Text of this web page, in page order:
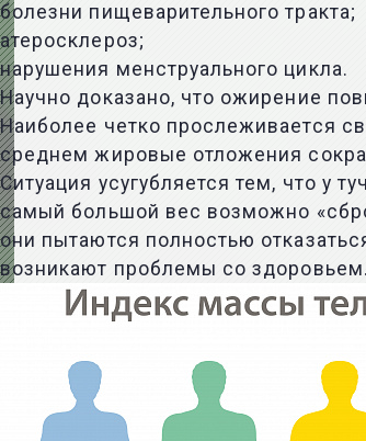
болезни пищеварительного тракта;
атеросклероз;
нарушения менструального цикла.
Научно доказано, что ожирение
Наиболее четко прослеживается
среднем жировые отложения
Ситуация усугубляется тем, что у
самый большой вес возможно
они пытаются полностью
возникают проблемы со